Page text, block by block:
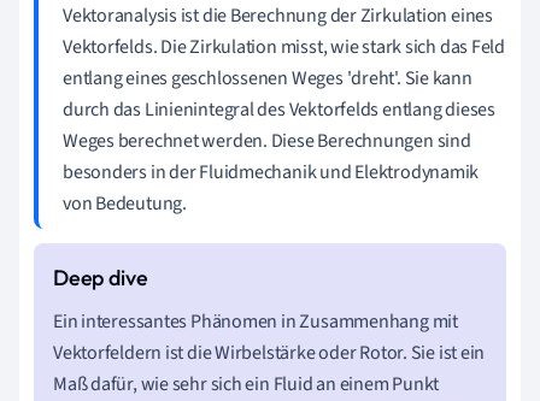
Vektoranalysis ist die Berechnung der Zirkulation eines
Vektorfelds. Die Zirkulation misst, wie stark sich das Feld
entlang eines geschlossenen Weges 'dreht'. Sie kann
durch das Linienintegral des Vektorfelds entlang dieses
Weges berechnet werden. Diese Berechnungen sind
besonders in der Fluidmechanik und Elektrodynamik
von Bedeutung.
Ein interessantes Phänomen in Zusammenhang mit
Vektorfeldern ist die Wirbelstärke oder Rotor. Sie ist ein
Maß dafür, wie sehr sich ein Fluid an einem Punkt